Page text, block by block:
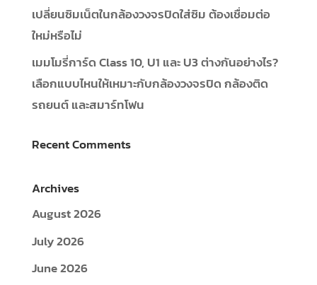
เปลี่ยนซิมเน็ตในกล้องวงจรปิดใส่ซิม ต้องเชื่อมต่อ
ใหม่หรือไม่
เมมโมรี่การ์ด Class 10, U1 และ U3 ต่างกันอย่างไร?
เลือกแบบไหนให้เหมาะกับกล้องวงจรปิด กล้องติด
รถยนต์ และสมาร์ทโฟน
Recent Comments
Archives
August 2026
July 2026
June 2026